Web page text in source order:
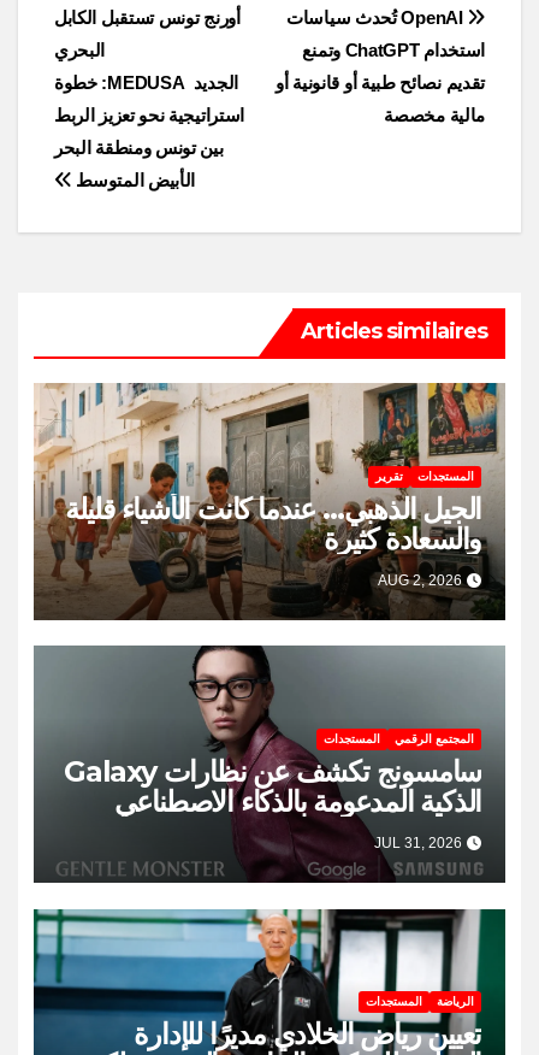
Post
navigation
أورنج تونس تستقبل الكابل
البحري
الجديد MEDUSA: خطوة
استراتيجية نحو تعزيز الربط
بين تونس ومنطقة البحر
الأبيض المتوسط
OpenAI تُحدث سياسات
استخدام ChatGPT وتمنع
تقديم نصائح طبية أو قانونية أو
مالية مخصصة
Articles similaires
المستجدات تقرير
الجيل الذهبي… عندما كانت الأشياء قليلة
والسعادة كثيرة
AUG 2, 2026
المجتمع الرقمي المستجدات
سامسونج تكشف عن نظارات Galaxy
الذكية المدعومة بالذكاء الاصطناعي
JUL 31, 2026
الرياضة المستجدات
تعيين رياض الخلادي مديرًا للإدارة